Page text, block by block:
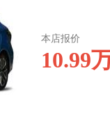
本店报价
10.99